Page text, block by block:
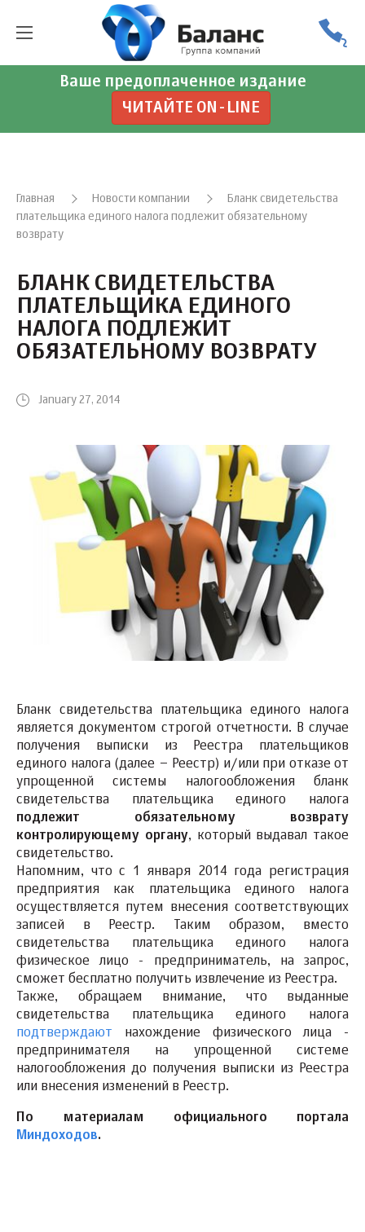
Ваше предоплаченное издание
ЧИТАЙТЕ ON-LINE
Главная Новости компании
Бланк свидетельства
плательщика единого налога подлежит обязательному
возврату
БЛАНК СВИДЕТЕЛЬСТВА
ПЛАТЕЛЬЩИКА ЕДИНОГО
НАЛОГА ПОДЛЕЖИТ
ОБЯЗАТЕЛЬНОМУ ВОЗВРАТУ
January 27, 2014
Бланк свидетельства плательщика единого налога
является документом строгой отчетности. В случае
получения выписки из Реестра плательщиков
единого налога (далее – Реестр) и/или при отказе от
упрощенной системы налогообложения бланк
свидетельства плательщика единого налога
подлежит обязательному возврату
контролирующему органу, который выдавал такое
свидетельство.
Напомним, что с 1 января 2014 года регистрация
предприятия как плательщика единого налога
осуществляется путем внесения соответствующих
записей в Реестр. Таким образом, вместо
свидетельства плательщика единого налога
физическое лицо - предприниматель, на запрос,
сможет бесплатно получить извлечение из Реестра.
Также, обращаем внимание, что выданные
свидетельства плательщика единого налога
подтверждают нахождение физического лица -
предпринимателя на упрощенной системе
налогообложения до получения выписки из Реестра
или внесения изменений в Реестр.
По материалам официального портала
Миндоходов.